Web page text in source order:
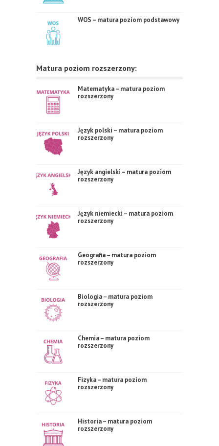
WOS – matura poziom podstawowy
Matura poziom rozszerzony:
Matematyka – matura poziom
rozszerzony
Język polski – matura poziom
rozszerzony
Język angielski – matura poziom
rozszerzony
Język niemiecki – matura poziom
rozszerzony
Geografia – matura poziom
rozszerzony
Biologia – matura poziom
rozszerzony
Chemia – matura poziom
rozszerzony
Fizyka – matura poziom
rozszerzony
Historia – matura poziom
rozszerzony